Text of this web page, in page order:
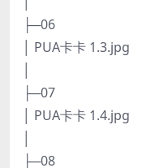
├─06
│ PUA卡卡 1.3.jpg
├─07
│ PUA卡卡 1.4.jpg
├─08